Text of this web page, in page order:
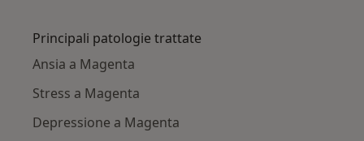
Principali patologie trattate
Ansia a Magenta
Stress a Magenta
Depressione a Magenta